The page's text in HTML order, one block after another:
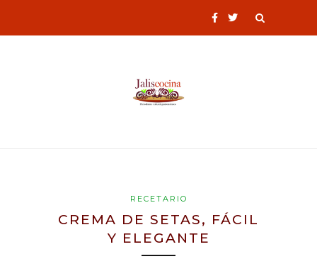
RECETARIO
CREMA DE SETAS, FÁCIL
Y ELEGANTE